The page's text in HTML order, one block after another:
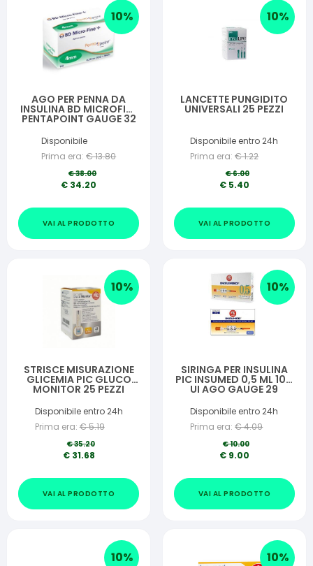
10%
AGO PER PENNA DA
INSULINA BD MICROFINE
PENTAPOINT GAUGE 32
Disponibile
Prima era: €13.80
€38.00
€ 34.20
VAI AL PRODOTTO
10%
LANCETTE PUNGIDITO
UNIVERSALI 25 PEZZI
Disponibile entro 24h
Prima era: €1.22
€6.00
€ 5.40
VAI AL PRODOTTO
10%
STRISCE MISURAZIONE
GLICEMIA PIC GLUCO
MONITOR 25 PEZZI
Disponibile entro 24h
Prima era: €5.19
€35.20
€ 31.68
VAI AL PRODOTTO
10%
SIRINGA PER INSULINA
PIC INSUMED 0,5 ML 100
UI AGO GAUGE 29
SENZA SPAZIO MORTO 3
SACCHETTI DA 30 PEZZI
Disponibile entro 24h
Prima era: €4.09
€10.00
€ 9.00
VAI AL PRODOTTO
10% 10%